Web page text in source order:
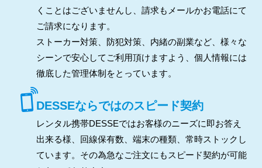
くことはございませんし、請求もメールかお電話にて
ご請求になります。
ストーカー対策、防犯対策、内緒の副業など、様々な
シーンで安心してご利用頂けますよう、個人情報には
徹底した管理体制をとっています。
DESSEならではのスピード契約
レンタル携帯DESSEではお客様のニーズに即お答え
出来る様、回線保有数、端末の種類、常時ストックし
ています。その為急なご注文にもスピード契約が可能